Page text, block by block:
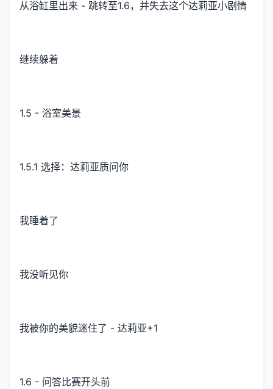
从浴缸里出来 - 跳转至1.6，并失去这个达莉亚小剧情
继续躲着
1.5 - 浴室美景
1.5.1 选择：达莉亚质问你
我睡着了
我没听见你
我被你的美貌迷住了 - 达莉亚+1
1.6 - 问答比赛开头前